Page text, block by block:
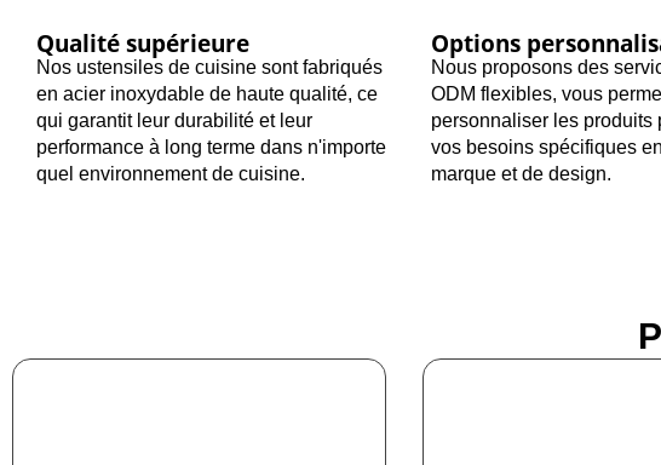
Qualité supérieure
Nos ustensiles de cuisine sont fabriqués
en acier inoxydable de haute qualité, ce
qui garantit leur durabilité et leur
performance à long terme dans n'importe
quel environnement de cuisine.
Options
Nous proposons des
ODM flexibles, vous
personnaliser les produits
vos besoins spécifiques
marque et de design.